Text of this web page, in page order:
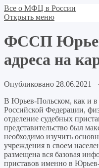
Все о МФЦ в России
Открыть меню
ФССП
адреса на
Опубликовано 28.06.2021
В Юрьев-Польском, как и в
Российской Федерации,
отделение судебных
представительство был
необходимо изучить
учреждения в своем
размещена вся базовая
приставов именно в